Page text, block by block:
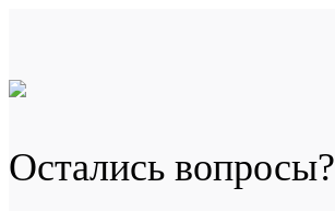
Остались вопросы?